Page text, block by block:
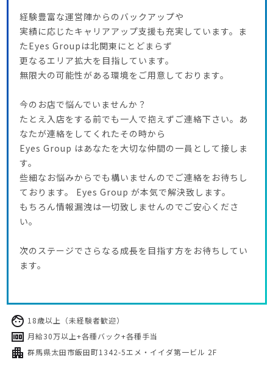
経験豊富な運営陣からのバックアップや
実績に応じたキャリアアップ支援も充実しています。ま
たEyes Groupは北関東にとどまらず
更なるエリア拡大を目指しています。
無限大の可能性がある環境をご用意しております。
今のお店で悩んでいませんか？
たとえ入店をする前でも一人で抱えずご連絡下さい。あ
なたが連絡をしてくれたその時から
Eyes Group はあなたを大切な仲間の一員として接しま
す。
些細なお悩みからでも構いませんのでご連絡をお待ちし
ております。 Eyes Group が本気で解決致します。
もちろん情報漏洩は一切致しませんのでご安心くださ
い。
次のステージでさらなる成長を目指す方をお待ちしてい
ます。
18歳以上（未経験者歓迎）
月給30万以上+各種バック+各種手当
群馬県太田市飯田町1342-5エメ・イイダ第一ビル 2F